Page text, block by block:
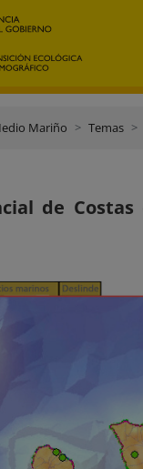
Mariño Temas
de Costas